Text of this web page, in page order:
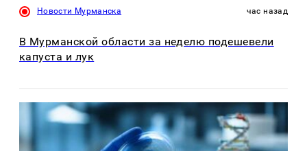
Новости Мурманска час назад
В Мурманской области за неделю подешевели
капуста и лук